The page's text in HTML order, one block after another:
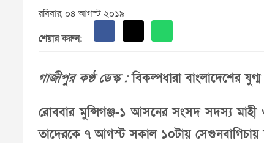
রবিবার, ০৪ আগস্ট ২০১৯
শেয়ার করুন:
গাজীপুর কণ্ঠ ডেস্ক :বিকল্পধারা বাংলাদেশের
রোববার মুন্সিগঞ্জ-১ আসনের সংসদ সদস্য মাহী
তাদেরকে ৭ আগস্ট সকাল ১০টায় সেগুনবাগিচায়